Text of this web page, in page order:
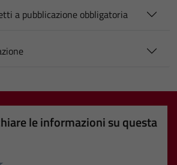
a pubblicazione obbligatoria
le informazioni su questa